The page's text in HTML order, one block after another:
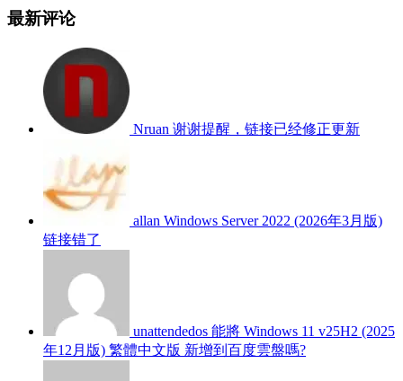
最新评论
Nruan 谢谢提醒，链接已经修正更新
allan Windows Server 2022 (2026年3月版)
链接错了
unattendedos 能將 Windows 11 v25H2 (2025
年12月版) 繁體中文版 新增到百度雲盤嗎?